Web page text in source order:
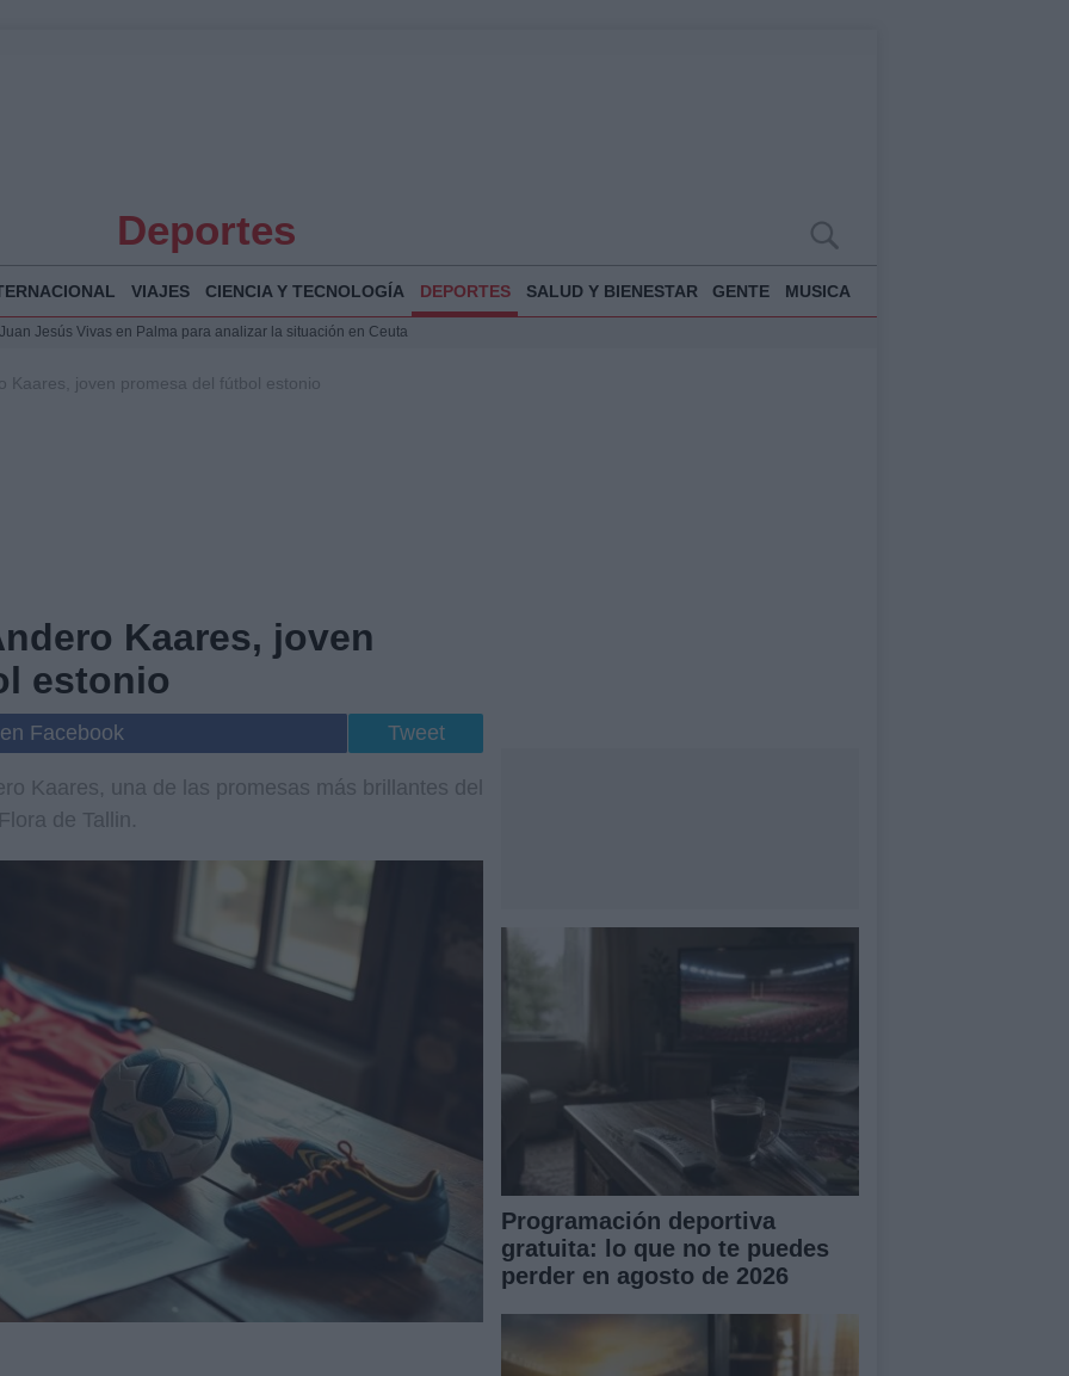
Deportes
VIAJES CIENCIA Y TECNOLOGÍA DEPORTES SALUD Y BIENESTAR GENTE MUSICA
Jesús Vivas en Palma para analizar la situación en Ceuta
y humanitario en Ceuta tras la llegada masiva de migrantes
Kaares, joven promesa del fútbol estonio
Kaares, joven
estonio
Facebook Tweet
Kaares, una de las promesas más brillantes del
de Tallin.
Programación deportiva
gratuita: lo que no te puedes
perder en agosto de 2026